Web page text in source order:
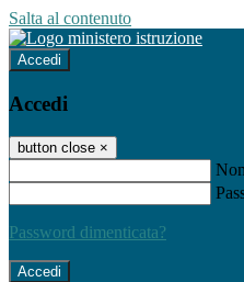
Salta al contenuto
Accedi
Accedi
button close ×
Password dimenticata?